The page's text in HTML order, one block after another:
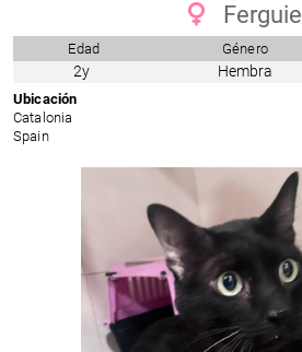
Ferguie
Edad Género
2y Hembra
Ubicación
Catalonia
Spain